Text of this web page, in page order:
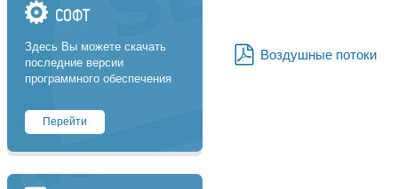
СОФТ
Здесь Вы можете скачать
последние версии
программного обеспечения
Перейти
Воздушные потоки